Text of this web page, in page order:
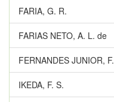
FARIA, G. R.
FARIAS NETO, A. L. de
FERNANDES JUNIOR, F.
IKEDA, F. S.